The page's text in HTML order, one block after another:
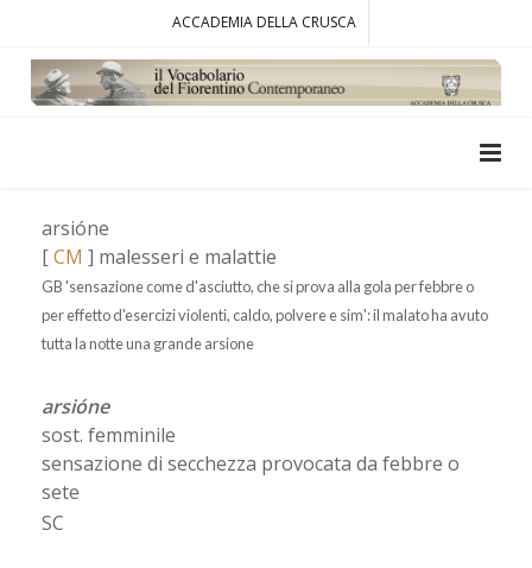
ACCADEMIA DELLA CRUSCA
arsióne
[CM ] malesseri e malattie
GB 'sensazione come d'asciutto, che si prova alla gola per febbre o
per effetto d'esercizi violenti, caldo, polvere e sim': il malato ha avuto
tutta la notte una grande arsione
arsióne
sost. femminile
sensazione di secchezza provocata da febbre o
sete
SC